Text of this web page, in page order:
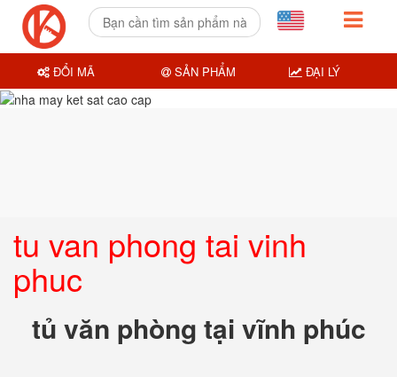
tu van phong tai vinh
phuc
tủ văn phòng tại vĩnh phúc
ĐỔI MÃ SẢN PHẨM ĐẠI LÝ